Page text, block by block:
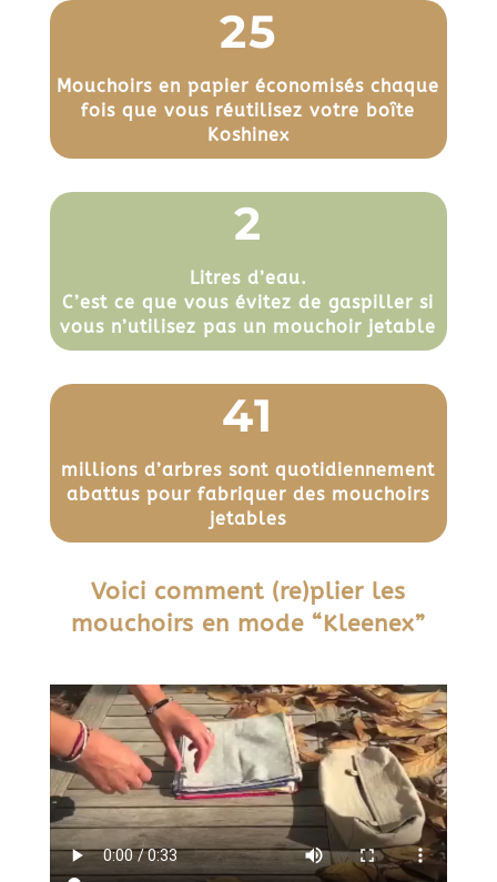
25
Mouchoirs en papier économisés chaque
fois que vous réutilisez votre boîte
Koshinex
2
Litres d’eau.
C’est ce que vous évitez de gaspiller si
vous n’utilisez pas un mouchoir jetable
41
millions d’arbres sont quotidiennement
abattus pour fabriquer des mouchoirs
jetables
Voici comment (re)plier les
mouchoirs en mode “Kleenex”